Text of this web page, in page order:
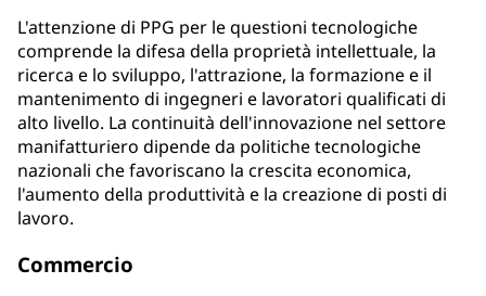
L'attenzione di PPG per le questioni tecnologiche
comprende la difesa della proprietà intellettuale, la
ricerca e lo sviluppo, l'attrazione, la formazione e il
mantenimento di ingegneri e lavoratori qualificati di
alto livello. La continuità dell'innovazione nel settore
manifatturiero dipende da politiche tecnologiche
nazionali che favoriscano la crescita economica,
l'aumento della produttività e la creazione di posti di
lavoro.
Commercio